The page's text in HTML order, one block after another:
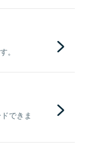
。
できま